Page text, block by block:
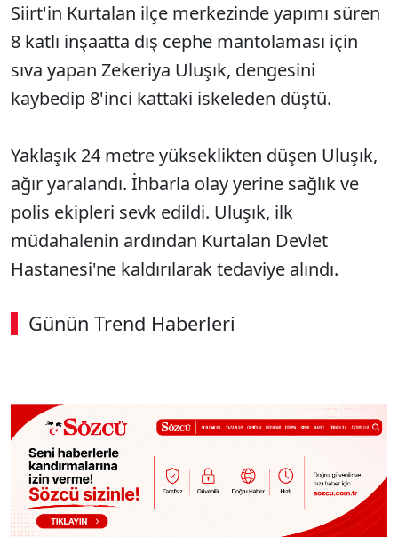
Siirt'in Kurtalan ilçe merkezinde yapımı süren
8 katlı inşaatta dış cephe mantolaması için
sıva yapan Zekeriya Uluşık, dengesini
kaybedip 8'inci kattaki iskeleden düştü.
Yaklaşık 24 metre yükseklikten düşen Uluşık,
ağır yaralandı. İhbarla olay yerine sağlık ve
polis ekipleri sevk edildi. Uluşık, ilk
müdahalenin ardından Kurtalan Devlet
Hastanesi'ne kaldırılarak tedaviye alındı.
Günün Trend Haberleri